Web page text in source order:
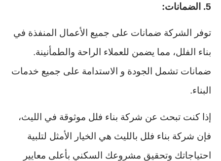
5. الضمانات:
توفر الشركة ضمانات على جميع الأعمال المنفذة في
بناء الفلل، مما يضمن للعملاء الراحة والطمأنينة.
ضمانات تشمل الجودة و الاستدامة على جميع خدمات
البناء.
إذا كنت تبحث عن شركة بناء فلل موثوقة في الليث،
فإن شركة بناء فلل بالليث هي الخيار الأمثل لتلبية
احتياجاتك وتحقيق مشروعك السكني بأعلى معايير